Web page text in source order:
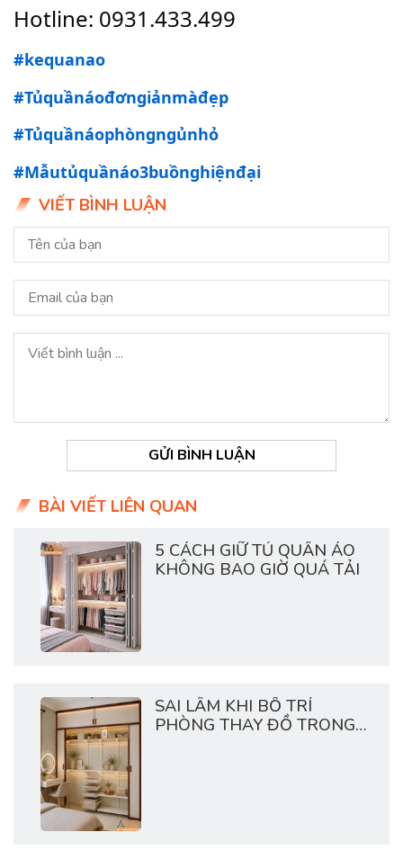
Hotline: 0931.433.499
#kequanao
#Tủquầnáođơngiảnmàđẹp
#Tủquầnáophòngngủnhỏ
#Mẫutủquầnáo3buồnghiệnđại
VIẾT BÌNH LUẬN
GỬI BÌNH LUẬN
BÀI VIẾT LIÊN QUAN
5 CÁCH GIỮ TỦ QUẦN ÁO
KHÔNG BAO GIỜ QUÁ TẢI
SAI LẦM KHI BỐ TRÍ
PHÒNG THAY ĐỒ TRONG